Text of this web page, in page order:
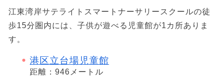
江東湾岸サテライトスマートナーサリースクールの徒
歩15分圏内には、子供が遊べる児童館が1カ所ありま
す。
港区立台場児童館
距離：946メートル